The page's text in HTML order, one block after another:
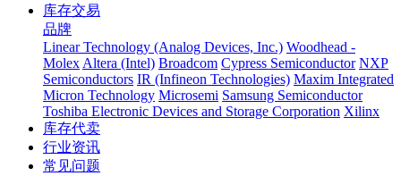
库存交易
品牌
Linear Technology (Analog Devices, Inc.) Woodhead -
Molex Altera (Intel) Broadcom Cypress Semiconductor NXP
Semiconductors IR (Infineon Technologies) Maxim Integrated
Micron Technology Microsemi Samsung Semiconductor
Toshiba Electronic Devices and Storage Corporation Xilinx
库存代卖
行业资讯
常见问题